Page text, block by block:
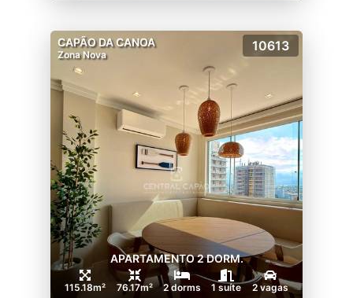
CAPÃO DA CANOA
Zona Nova
10613
APARTAMENTO 2 DORM.
115.18m² 76.17m² 2 dorms 1 suíte 2 vagas